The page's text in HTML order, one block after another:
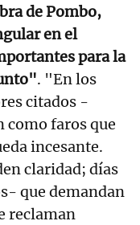
de Pombo,
en el
para la
. "En los
citados -
como faros que
incesante.
claridad; días
que demandan
reclaman